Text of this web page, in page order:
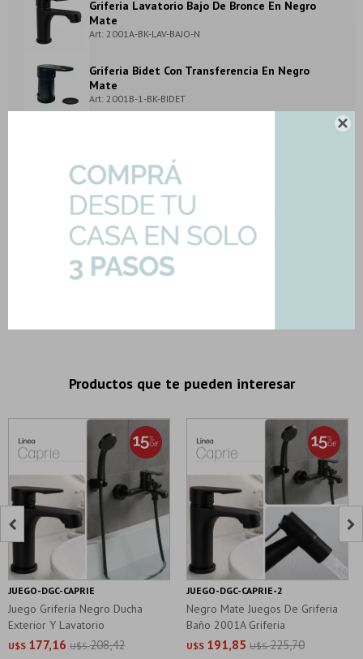

Griferia Lavatorio Bajo De Bronce En Negro
Mate
Art: 2001A-BK-LAV-BAJO-N
Griferia Bidet Con Transferencia En Negro
Mate
Art: 2001B-1-BK-BIDET
Art: 2001C-BK-DUCHA-EXT
METODOS Y COSTOS DE ENVIO
DESCARGAR FICHA TÉCNICA
Productos que te pueden interesar
Juego Grifería Negro Ducha
Exterior Y Lavatorio
U$S 177,16 U$S 208,42
JUEGO-DGC-CAPRIE
Negro Mate Juegos De Griferia
Baño 2001A Griferia
U$S 191,85 U$S 225,70
JUEGO-DGC-CAPRIE-2
 